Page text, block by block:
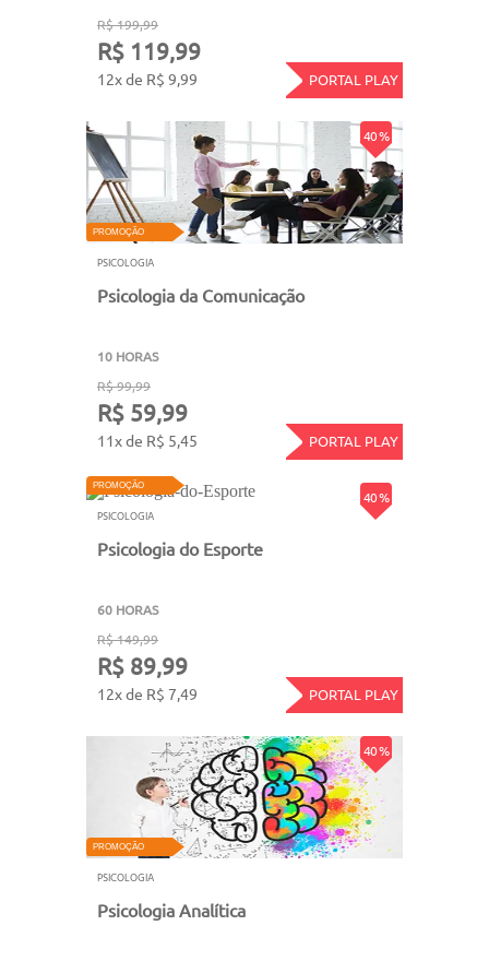
R$ 199,99
R$ 119,99
12x de R$ 9,99 PORTAL PLAY
40 %
PROMOÇÃO
PSICOLOGIA
Psicologia da Comunicação
10 HORAS
R$ 99,99
R$ 59,99
11x de R$ 5,45 PORTAL PLAY
40 %
PROMOÇÃO
PSICOLOGIA
Psicologia do Esporte
60 HORAS
R$ 149,99
R$ 89,99
12x de R$ 7,49 PORTAL PLAY
40 %
PROMOÇÃO
PSICOLOGIA
Psicologia Analítica